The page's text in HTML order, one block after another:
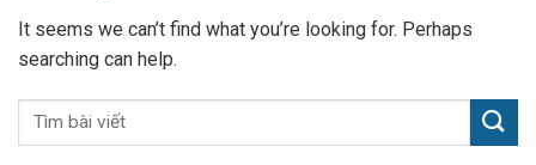
It seems we can’t find what you’re looking for. Perhaps
searching can help.